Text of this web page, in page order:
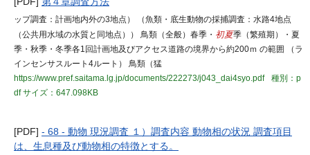
ップ調査：計画地内外の3地点） （魚類・底生動物の採捕調査：水路4地点
（公共用水域の水質と同地点）） 鳥類（全般）春季・ 初夏季（繁殖期）・夏
季・秋季・冬季各1回計画地及びアクセス道路の境界から約200ｍ の範囲 （ラ
インセンサスルート4ルート） 鳥類（猛
https://www.pref.saitama.lg.jp/documents/222273/j043_dai4syo.pdf
種別：p
dfサイズ：647.098KB
[PDF] - 68 - 動物 現況調査 １）調査内容 動物相の状況 調査項目
は、生息種及び動物相の特徴とする。